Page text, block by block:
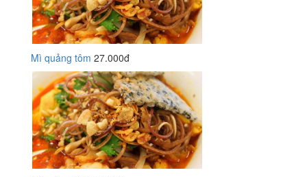
Mì quảng tôm 27.000đ